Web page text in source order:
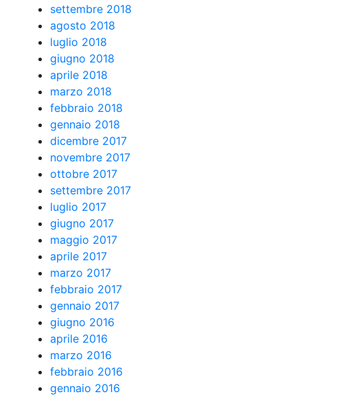
settembre 2018
agosto 2018
luglio 2018
giugno 2018
aprile 2018
marzo 2018
febbraio 2018
gennaio 2018
dicembre 2017
novembre 2017
ottobre 2017
settembre 2017
luglio 2017
giugno 2017
maggio 2017
aprile 2017
marzo 2017
febbraio 2017
gennaio 2017
giugno 2016
aprile 2016
marzo 2016
febbraio 2016
gennaio 2016